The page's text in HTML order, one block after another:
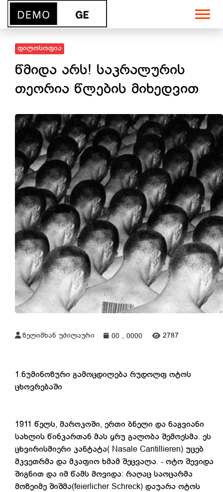
ფილოსოფია
წმიდა არს! საკრალურის
თეორია წლების მიხედვით
ზელიმხან უძილაური 00 , 0000 2787
1.ნუმინოზური გამოცდილება რუდოლფ ოტოს
ცხოვრებაში
1911 წელს, მაროკოში, ერთი ბნელი და ნაგვიანი
სახლის წინკართან მას ყრუ გალობა შემოესმა. ეს
ცხვირისმიერი კანტატა( Nasale Cantillieren) უცებ
მკვეთრმა და მკაფიო ხმამ შეცვალა. - ოტო შევიდა
შიგნით და იმ წამს მოვიდა: რაღაც საოცარმა
მოზეიმე შიშმა(feierlicher Schreck) დაუარა ოტოს